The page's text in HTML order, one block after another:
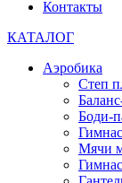
Контакты
КАТАЛОГ
Аэробика
Степ
Боди-
Мячи